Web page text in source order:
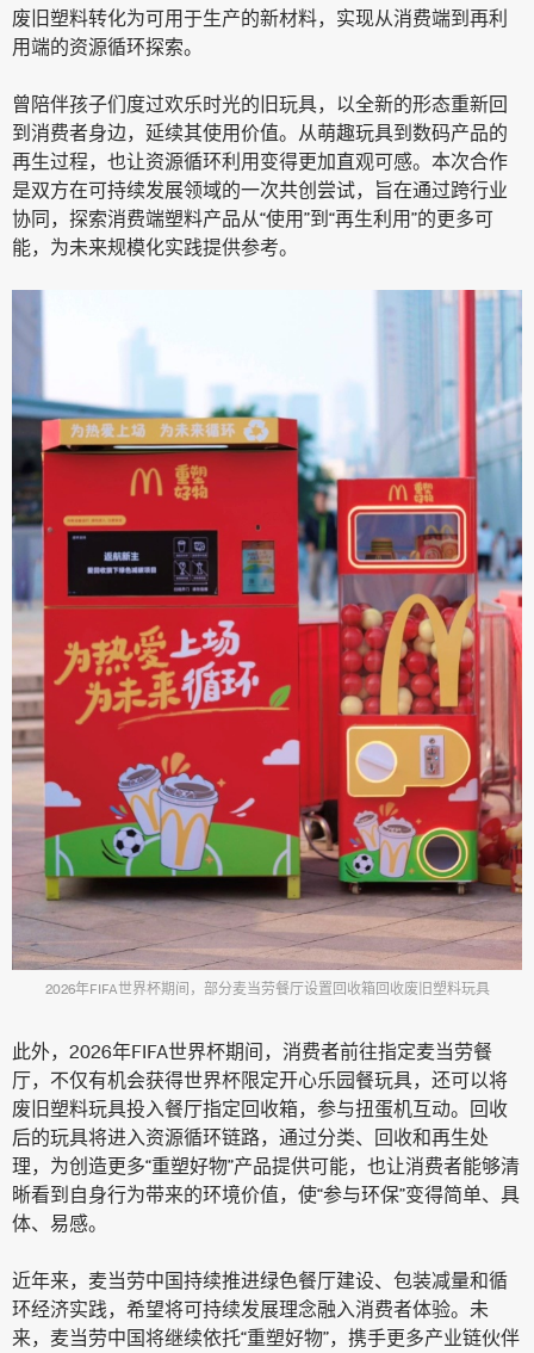
废旧塑料转化为可用于生产的新材料，实现从消费端到再利
用端的资源循环探索。
曾陪伴孩子们度过欢乐时光的旧玩具，以全新的形态重新回
到消费者身边，延续其使用价值。从萌趣玩具到数码产品的
再生过程，也让资源循环利用变得更加直观可感。本次合作
是双方在可持续发展领域的一次共创尝试，旨在通过跨行业
协同，探索消费端塑料产品从“使用”到“再生利用”的更多可
能，为未来规模化实践提供参考。
2026年FIFA世界杯期间，部分麦当劳餐厅设置回收箱回收废旧塑料玩具
此外，2026年FIFA世界杯期间，消费者前往指定麦当劳餐
厅，不仅有机会获得世界杯限定开心乐园餐玩具，还可以将
废旧塑料玩具投入餐厅指定回收箱，参与扭蛋机互动。回收
后的玩具将进入资源循环链路，通过分类、回收和再生处
理，为创造更多“重塑好物”产品提供可能，也让消费者能够清
晰看到自身行为带来的环境价值，使“参与环保”变得简单、具
体、易感。
近年来，麦当劳中国持续推进绿色餐厅建设、包装减量和循
环经济实践，希望将可持续发展理念融入消费者体验。未
来，麦当劳中国将继续依托“重塑好物”，携手更多产业链伙伴